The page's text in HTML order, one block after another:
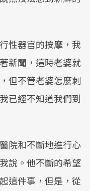
性器官的按摩，我
新聞，這時老婆就
但不管老婆怎麼刺
已經不知道我們到
院和不斷地進行心
說。他不斷的希望
這件事，但是，從